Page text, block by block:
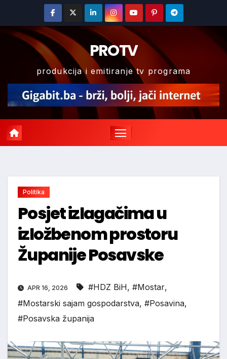
content
PROTV
produkcija i emitiranje tv programa
Politika
Posjet izlagačima u
izložbenom prostoru
Županije Posavske
APR 16, 2026 #HDZ BiH, #Mostar,
#Mostarski sajam gospodarstva, #Posavina,
#Posavska županija